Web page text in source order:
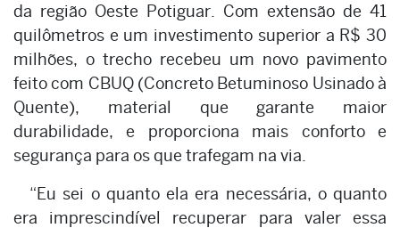
da região Oeste Potiguar. Com extensão de 41
quilômetros e um investimento superior a R$ 30
milhões, o trecho recebeu um novo pavimento
feito com CBUQ (Concreto Betuminoso Usinado à
Quente), material que garante maior
durabilidade, e proporciona mais conforto e
segurança para os que trafegam na via.
“Eu sei o quanto ela era necessária, o quanto
era imprescindível recuperar para valer essa